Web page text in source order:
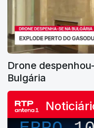
Drone
Bulgária